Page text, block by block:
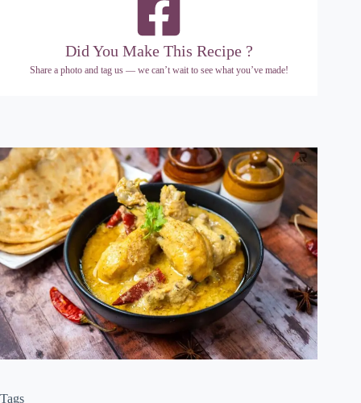
Did You Make This Recipe ?
Share a photo and tag us — we can’t wait to see what you’ve made!
Tags